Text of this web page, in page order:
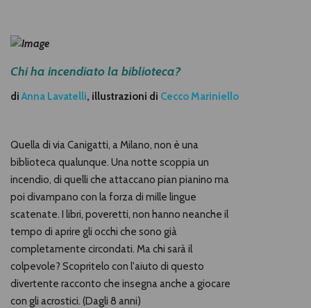
Chi ha incendiato la biblioteca?
di Anna Lavatelli, illustrazioni di Cecco Mariniello
Quella di via Canigatti, a Milano, non è una
biblioteca qualunque. Una notte scoppia un
incendio, di quelli che attaccano pian pianino ma
poi divampano con la forza di mille lingue
scatenate. I libri, poveretti, non hanno neanche il
tempo di aprire gli occhi che sono già
completamente circondati. Ma chi sarà il
colpevole? Scopritelo con l'aiuto di questo
divertente racconto che insegna anche a giocare
con gli acrostici. (Dagli 8 anni)